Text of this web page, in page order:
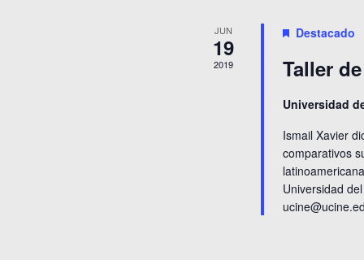
Eventos
JUN
19
2019
Destacado
Taller
Universidad
Ismail Xavier
comparativos
Universidad